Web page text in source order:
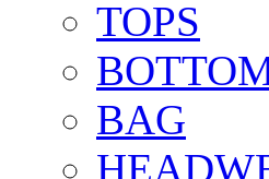
TOPS
BAG